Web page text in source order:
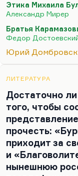
преступления,
такое увидел.
появление у
Великого
очень
желание Алеши
помещика,
мальчика,— оно,
Этика Михаила
Александр Мирер
Братья
Федор
Юрий
ЛИТЕРАТУРА
Достаточно
того, чтобы
прочесть:
приходит за
и
нынешнюю